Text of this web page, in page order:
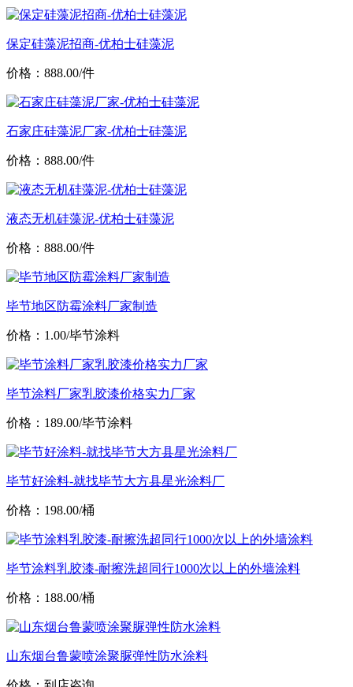
保定硅藻泥招商-优柏士硅藻泥
价格：888.00/件
石家庄硅藻泥厂家-优柏士硅藻泥
价格：888.00/件
液态无机硅藻泥-优柏士硅藻泥
价格：888.00/件
毕节地区防霉涂料厂家制造
价格：1.00/毕节涂料
毕节涂料厂家乳胶漆价格实力厂家
价格：189.00/毕节涂料
毕节好涂料-就找毕节大方县星光涂料厂
价格：198.00/桶
毕节涂料乳胶漆-耐擦洗超同行1000次以上的外墙涂料
价格：188.00/桶
山东烟台鲁蒙喷涂聚脲弹性防水涂料